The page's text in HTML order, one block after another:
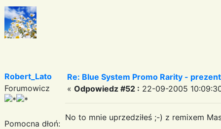
Robert_Lato
Forumowicz
Pomocna dłoń:
Re: Blue System Promo Rarity -
« Odpowiedz #52 : 22-09-2005
No to mnie uprzedziłeś ;-) z remixem